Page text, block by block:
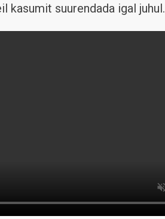
kasumit suurendada igal juhul.